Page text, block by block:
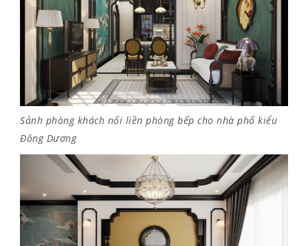
Sảnh phòng khách nối liền phòng bếp cho nhà phố kiểu
Đông Dương